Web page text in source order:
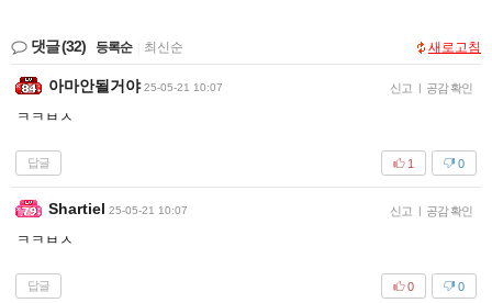
댓글(32) 등록순 최신순 새로고침
아마안될거야 25-05-21 10:07 신고 | 공감 확인
ㅋㅋㅂㅅ
답글 0
1
Shartiel 25-05-21 10:07 신고 | 공감 확인
ㅋㅋㅂㅅ
답글 0
0